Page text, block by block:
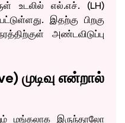
உடலில் எல்.எச். (LH)
இதற்கு பிறகு
அண்டவிடுப்பு
முடிவு என்றால்
மங்கலாக இருந்தாலோ
in Your